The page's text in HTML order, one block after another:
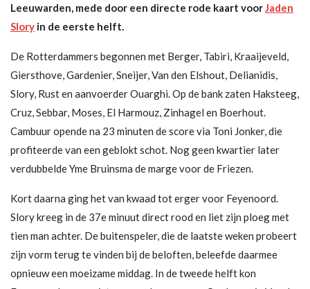
Leeuwarden, mede door een directe rode kaart voorJaden
Slory in de eerste helft.
De Rotterdammers begonnen met Berger, Tabiri, Kraaijeveld,
Giersthove, Gardenier, Sneijer, Van den Elshout, Delianidis,
Slory, Rust en aanvoerder Ouarghi. Op de bank zaten Haksteeg,
Cruz, Sebbar, Moses, El Harmouz, Zinhagel en Boerhout.
Cambuur opende na 23 minuten de score via Toni Jonker, die
profiteerde van een geblokt schot. Nog geen kwartier later
verdubbelde Yme Bruinsma de marge voor de Friezen.
Kort daarna ging het van kwaad tot erger voor Feyenoord.
Slory kreeg in de 37e minuut direct rood en liet zijn ploeg met
tien man achter. De buitenspeler, die de laatste weken probeert
zijn vorm terug te vinden bij de beloften, beleefde daarmee
opnieuw een moeizame middag. In de tweede helft kon